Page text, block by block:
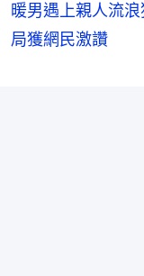
暖男遇上親人流
局獲網民激讚